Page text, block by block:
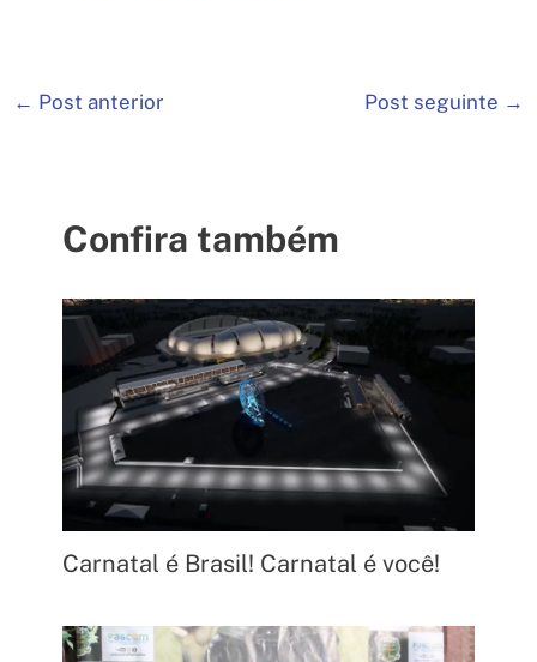
← Post anterior Post seguinte →
Confira também
Carnatal é Brasil! Carnatal é você!